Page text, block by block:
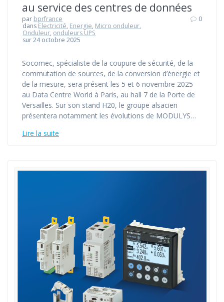
au service des centres de données
par bprfrance
dans Electricité, Energie, Micro onduleur,
Onduleur, onduleurs UPS
sur 24 octobre 2025
0
Socomec, spécialiste de la coupure de sécurité, de la
commutation de sources, de la conversion d’énergie et
de la mesure, sera présent les 5 et 6 novembre 2025
au Data Centre World à Paris, au hall 7 de la Porte de
Versailles. Sur son stand H20, le groupe alsacien
présentera notamment les évolutions de MODULYS…
Lire la suite